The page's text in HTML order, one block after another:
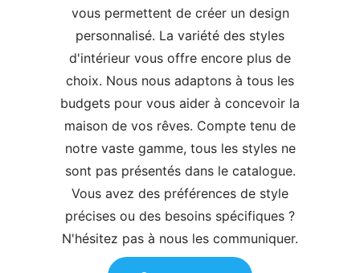
vous permettent de créer un design
personnalisé. La variété des styles
d'intérieur vous offre encore plus de
choix. Nous nous adaptons à tous les
budgets pour vous aider à concevoir la
maison de vos rêves. Compte tenu de
notre vaste gamme, tous les styles ne
sont pas présentés dans le catalogue.
Vous avez des préférences de style
précises ou des besoins spécifiques ?
N'hésitez pas à nous les communiquer.